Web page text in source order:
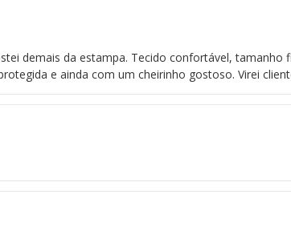
demais da estampa. Tecido confortável, tamanho
e ainda com um cheirinho gostoso. Virei